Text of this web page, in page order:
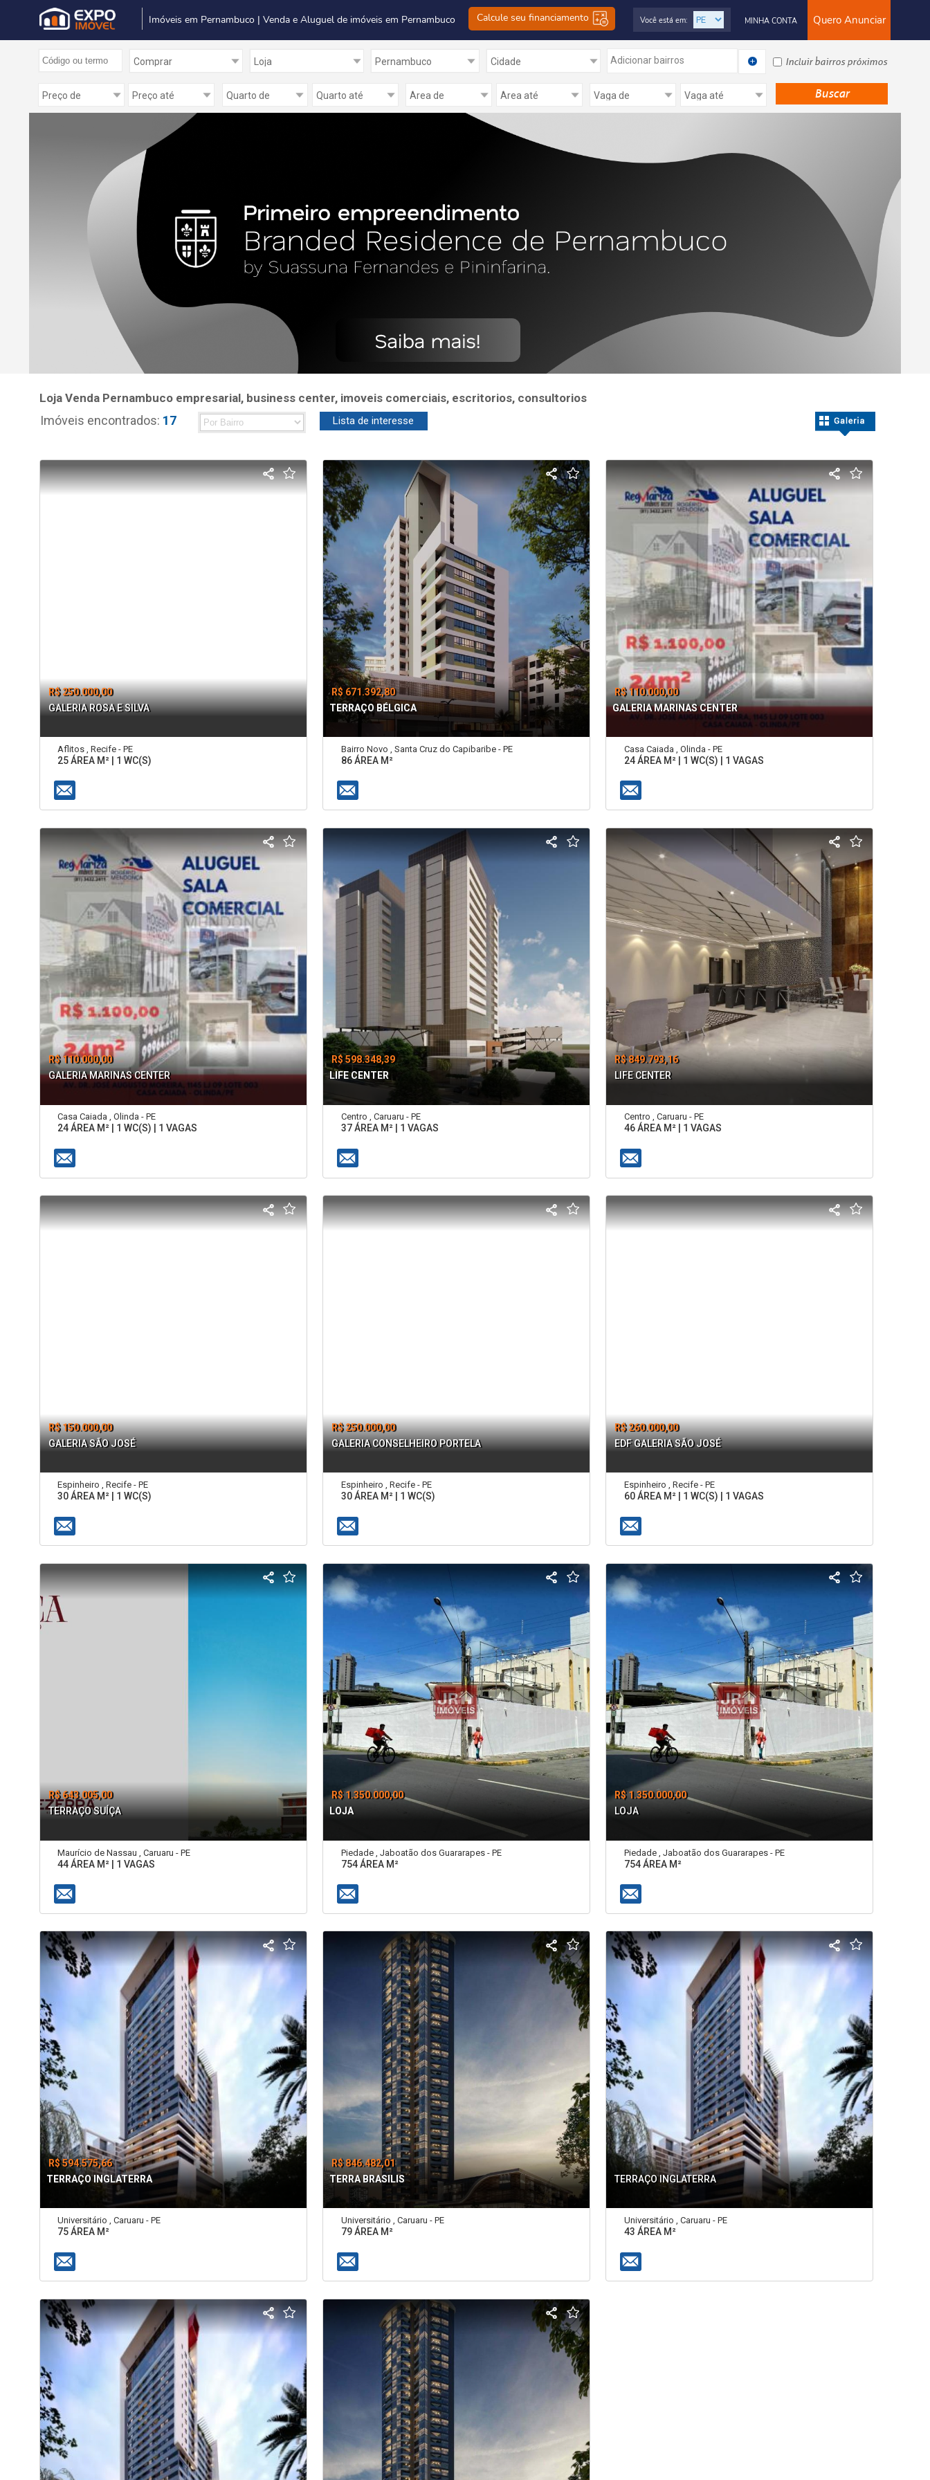
Imóveis em Pernambuco | Venda e Aluguel de imóveis em Pernambuco Calcule seu financiamento Quero Anunciar
MINHA CONTA
Você está em:
Adicionar bairros Incluir bairros próximos
Loja Venda Pernambuco empresarial, business center, imoveis comerciais, escritorios, consultorios
Imóveis encontrados: 17 Lista de interesse
R$ 250.000,00
GALERIA ROSA E SILVA
Aflitos , Recife - PE
25 ÁREA M² | 1 WC(S)
R$ 671.392,80
TERRAÇO BÉLGICA
Bairro Novo , Santa Cruz do Capibaribe - PE
86 ÁREA M²
R$ 110.000,00
GALERIA MARINAS CENTER
Casa Caiada , Olinda - PE
24 ÁREA M² | 1 WC(S) | 1 VAGAS
R$ 110.000,00
GALERIA MARINAS CENTER
Casa Caiada , Olinda - PE
24 ÁREA M² | 1 WC(S) | 1 VAGAS
R$ 598.348,39
LIFE CENTER
Centro , Caruaru - PE
37 ÁREA M² | 1 VAGAS
R$ 849.793,16
LIFE CENTER
Centro , Caruaru - PE
46 ÁREA M² | 1 VAGAS
R$ 150.000,00
GALERIA SÃO JOSÉ
Espinheiro , Recife - PE
30 ÁREA M² | 1 WC(S)
R$ 250.000,00
GALERIA CONSELHEIRO PORTELA
Espinheiro , Recife - PE
30 ÁREA M² | 1 WC(S)
R$ 260.000,00
EDF GALERIA SÃO JOSÉ
Espinheiro , Recife - PE
60 ÁREA M² | 1 WC(S) | 1 VAGAS
R$ 643.005,00
TERRAÇO SUÍÇA
Maurício de Nassau , Caruaru - PE
44 ÁREA M² | 1 VAGAS
R$ 1.350.000,00
LOJA
Piedade , Jaboatão dos Guararapes - PE
754 ÁREA M²
R$ 1.350.000,00
LOJA
Piedade , Jaboatão dos Guararapes - PE
754 ÁREA M²
R$ 594.575,66
TERRAÇO INGLATERRA
Universitário , Caruaru - PE
75 ÁREA M²
R$ 846.482,01
TERRA BRASILIS
Universitário , Caruaru - PE
79 ÁREA M²
TERRAÇO INGLATERRA
Universitário , Caruaru - PE
43 ÁREA M²